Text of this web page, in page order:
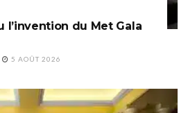
l’invention du Met Gala
5 AOÛT 2026